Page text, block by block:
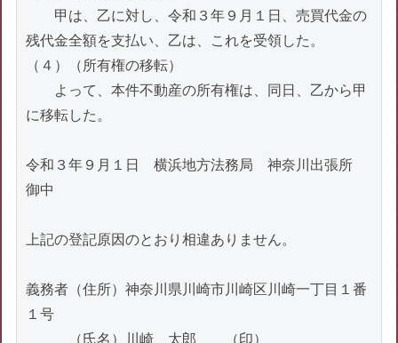
甲は、乙に対し、令和３年９月１日、売買代金の
残代金全額を支払い、乙は、これを受領した。
（４）（所有権の移転）
よって、本件不動産の所有権は、同日、乙から甲
に移転した。
令和３年９月１日　横浜地方法務局　神奈川出張所
御中
上記の登記原因のとおり相違ありません。
義務者（住所）神奈川県川崎市川崎区川崎一丁目１番
１号
（氏名）川崎　太郎　　（印）